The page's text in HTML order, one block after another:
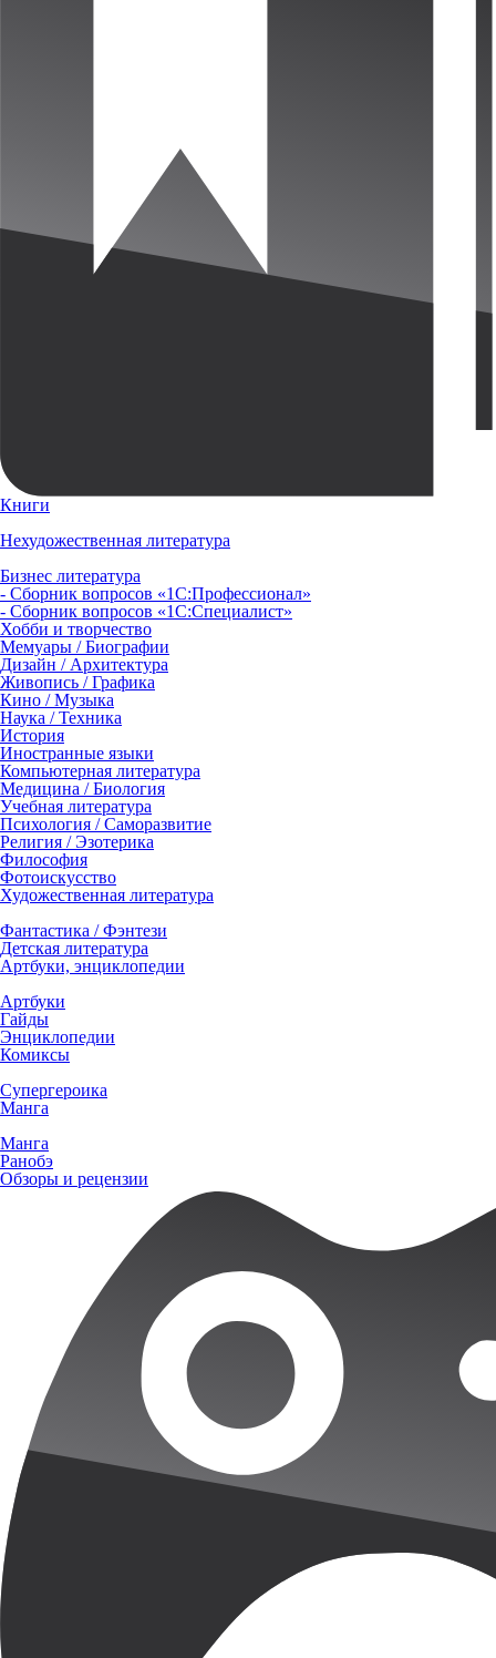
Книги
Нехудожественная литература
Бизнес литература
- Сборник вопросов «1С:Профессионал»
- Сборник вопросов «1С:Специалист»
Хобби и творчество
Мемуары / Биографии
Дизайн / Архитектура
Живопись / Графика
Кино / Музыка
Наука / Техника
История
Иностранные языки
Компьютерная литература
Медицина / Биология
Учебная литература
Психология / Саморазвитие
Религия / Эзотерика
Философия
Фотоискусство
Художественная литература
Фантастика / Фэнтези
Детская литература
Артбуки, энциклопедии
Артбуки
Гайды
Энциклопедии
Комиксы
Супергероика
Манга
Манга
Ранобэ
Обзоры и рецензии